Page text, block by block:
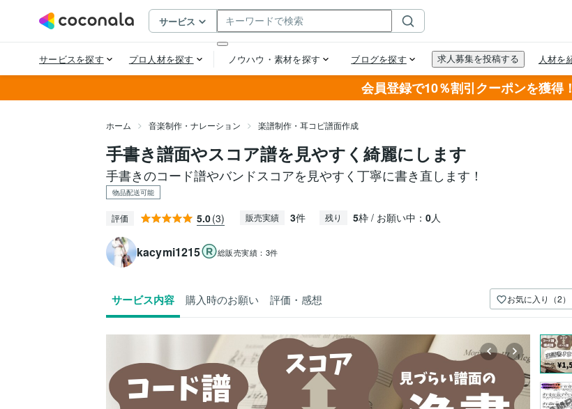
会員登録で10％割引クーポンを獲得！
ホーム 音楽制作・ナレーション 楽譜制作・耳コピ譜面作成
手書き譜面やスコア譜を見やすく綺麗にします
手書きのコード譜やバンドスコアを見やすく丁寧に書き直します！
物品配送可能
評価 5.0(3) 販売実績 3件 残り 5枠 / お願い中： 0人
kacymi1215 総販売実績： 3件
サービス内容 購入時のお願い 評価・感想 お気に入り（2）